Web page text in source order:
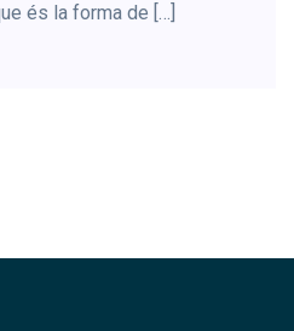
és la forma de […]